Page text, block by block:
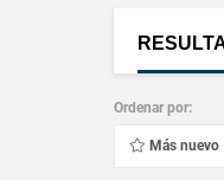
Ordenar por:
Más nuevo